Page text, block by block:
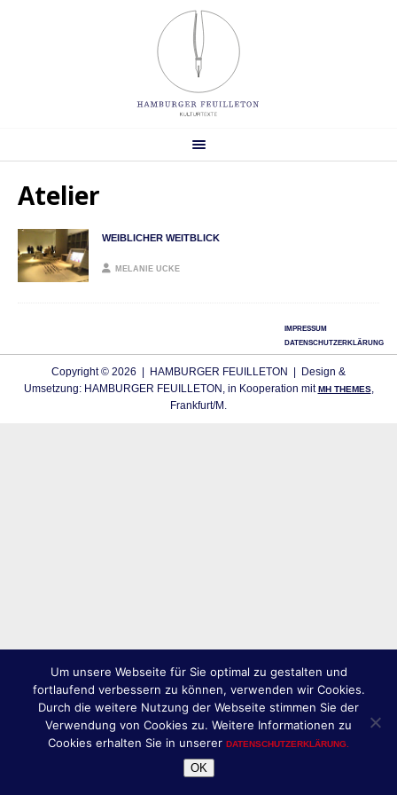
Atelier
WEIBLICHER WEITBLICK
MELANIE UCKE
IMPRESSUM
DATENSCHUTZERKLÄRUNG
Copyright © 2026 | HAMBURGER FEUILLETON | Design &
Umsetzung: HAMBURGER FEUILLETON, in Kooperation mitMH THEMES,
Frankfurt/M.
Um unsere Webseite für Sie optimal zu gestalten und
fortlaufend verbessern zu können, verwenden wir Cookies.
Durch die weitere Nutzung der Webseite stimmen Sie der
Verwendung von Cookies zu. Weitere Informationen zu
Cookies erhalten Sie in unserer DATENSCHUTZERKLÄRUNG.
OK